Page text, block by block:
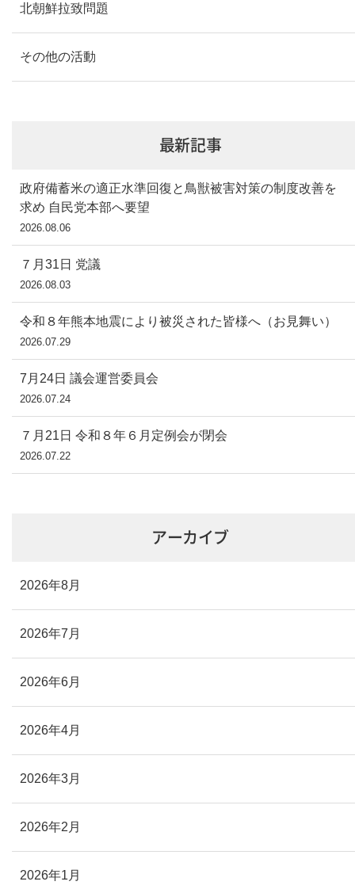
北朝鮮拉致問題
その他の活動
最新記事
政府備蓄米の適正水準回復と鳥獣被害対策の制度改善を
求め 自民党本部へ要望
2026.08.06
７月31日 党議
2026.08.03
令和８年熊本地震により被災された皆様へ（お見舞い）
2026.07.29
7月24日 議会運営委員会
2026.07.24
７月21日 令和８年６月定例会が閉会
2026.07.22
アーカイブ
2026年8月
2026年7月
2026年6月
2026年4月
2026年3月
2026年2月
2026年1月